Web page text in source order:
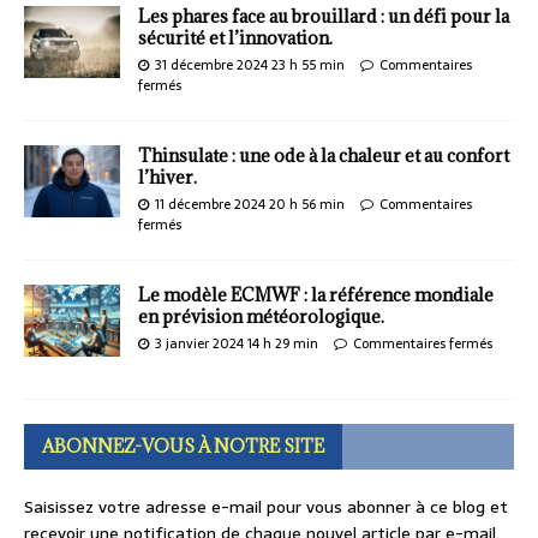
Les phares face au brouillard : un défi pour la
sécurité et l’innovation.
31 décembre 2024 23 h 55 min
Commentaires
fermés
Thinsulate : une ode à la chaleur et au confort
l’hiver.
11 décembre 2024 20 h 56 min
Commentaires
fermés
Le modèle ECMWF : la référence mondiale
en prévision météorologique.
3 janvier 2024 14 h 29 min Commentaires fermés
ABONNEZ-VOUS À NOTRE SITE
Saisissez votre adresse e-mail pour vous abonner à ce blog et